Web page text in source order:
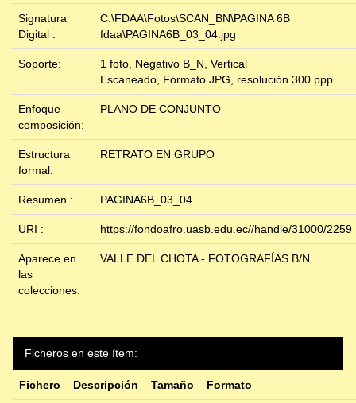
Signatura
Digital :
C:\FDAA\Fotos\SCAN_BN\PAGINA 6B
fdaa\PAGINA6B_03_04.jpg
Soporte:
1 foto, Negativo B_N, Vertical
Escaneado, Formato JPG, resolución 300 ppp.
Enfoque
composición:
PLANO DE CONJUNTO
Estructura
formal:
RETRATO EN GRUPO
Resumen : PAGINA6B_03_04
URI : https://fondoafro.uasb.edu.ec//handle/31000/2259
Aparece en
las
colecciones:
VALLE DEL CHOTA - FOTOGRAFÍAS B/N
Ficheros en este ítem:
Fichero Descripción Tamaño Formato